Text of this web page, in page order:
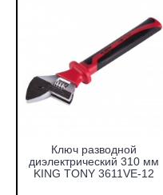
Ключ разводной
диэлектрический 310 мм
KING TONY 3611VE-12